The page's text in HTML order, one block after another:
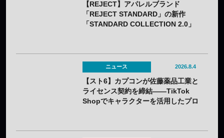
【REJECT】アパレルブランド
「REJECT STANDARD」の新作
「STANDARD COLLECTION 2.0」
ニュース 2026.8.4
【スト6】カプコンが佐藤薬品工業と
ライセンス契約を締結——TikTok
Shopでキャラクターを活用したプロ